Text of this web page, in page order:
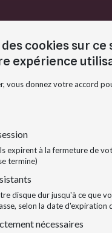
cookies sur ce
expérience
vous donnez votre accord
expirent à la fermeture de
termine)
disque dur jusqu'à ce que
selon la date d'expiration
nécessaires